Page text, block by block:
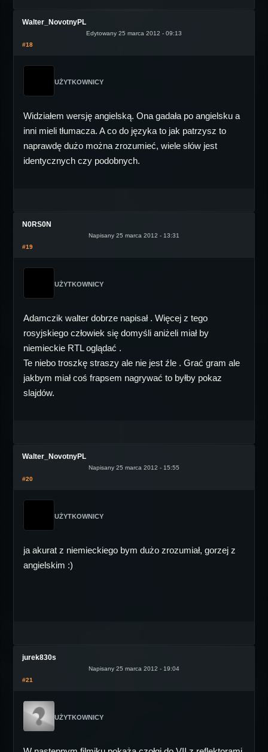
Walter_NovotnyPL
Edytowany 25 marca 2012 - 09:13
#18
UŻYTKOWNICY
Widziałem wersję angielską. Ona gadała po angielsku a
inni mieli tłumacza. A co do języka to jak patrzysz to
naprawdę dużo można zrozumieć, wiele słów jest
identycznych czy podobnych.
N0RS0N
Napisany 25 marca 2012 - 13:31
#19
UŻYTKOWNICY
Adamczik walter dobrze napisał . Więcej z tego
rosyjskiego człowiek się domyśli aniżeli miał by
niemieckie RTL oglądać .
Te niebo troszkę straszy ale nie jest źle . Grać gram ale
jakbym miał coś frapsem nagrywać to byłby pokaz
slajdów.
Walter_NovotnyPL
Napisany 25 marca 2012 - 15:55
#20
UŻYTKOWNICY
ja akurat z niemieckiego bym dużo zrozumiał, gorzej z
angielskim :)
jurek830s
Napisany 25 marca 2012 - 19:04
#21
UŻYTKOWNICY